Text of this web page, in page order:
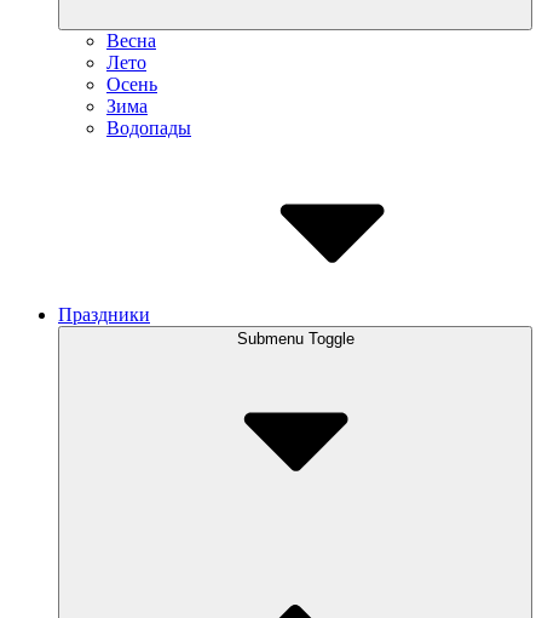
Весна
Лето
Осень
Зима
Водопады
Праздники
Submenu Toggle